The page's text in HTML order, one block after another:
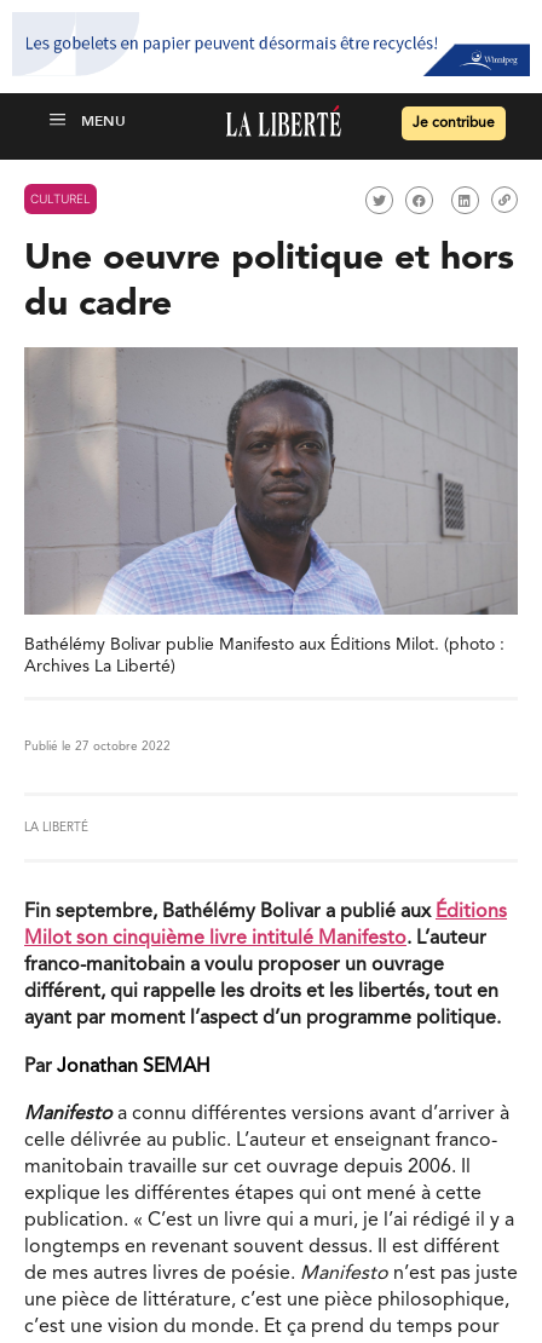
Je contribue
CULTUREL
Une oeuvre politique et hors
du cadre
Bathélémy Bolivar publie Manifesto aux Éditions Milot. (photo :
Archives La Liberté)
Publié le 27 octobre 2022
LA LIBERTÉ
Fin septembre, Bathélémy Bolivar a publié aux Éditions
Milot son cinquième livre intitulé Manifesto. L’auteur
franco-manitobain a voulu proposer un ouvrage
différent, qui rappelle les droits et les libertés, tout en
ayant par moment l’aspect d’un programme politique.
Par Jonathan SEMAH
Manifestoa connu différentes versions avant d’arriver à
celle délivrée au public. L’auteur et enseignant franco-
manitobain travaille sur cet ouvrage depuis 2006. Il
explique les différentes étapes qui ont mené à cette
publication. « C’est un livre qui a muri, je l’ai rédigé il y a
longtemps en revenant souvent dessus. Il est différent
de mes autres livres de poésie. Manifesto n’est pas juste
une pièce de littérature, c’est une pièce philosophique,
c’est une vision du monde. Et ça prend du temps pour